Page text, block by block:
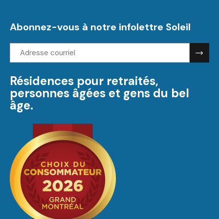
Abonnez-vous à notre infolettre Soleil
Adresse
courriel:
Résidences pour retraités,
personnes âgées et gens du bel
âge.